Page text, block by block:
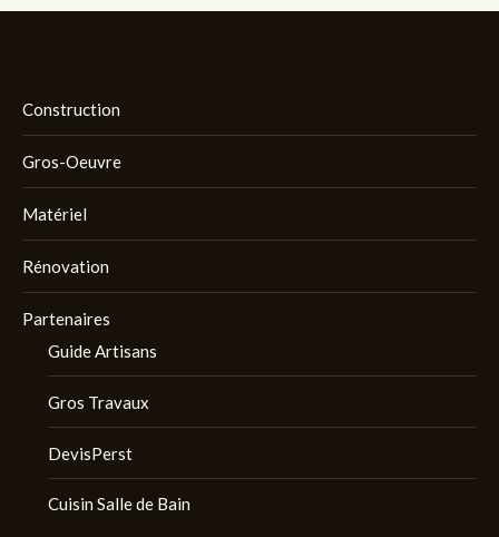
Construction
Gros-Oeuvre
Matériel
Rénovation
Partenaires
Guide Artisans
Gros Travaux
DevisPerst
Cuisin Salle de Bain